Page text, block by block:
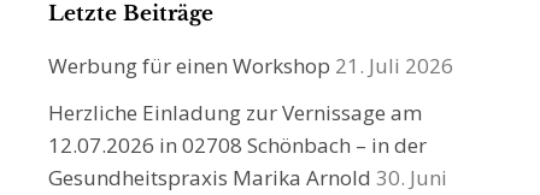
Letzte Beiträge
Werbung für einen Workshop 21. Juli 2026
Herzliche Einladung zur Vernissage am
12.07.2026 in 02708 Schönbach – in der
Gesundheitspraxis Marika Arnold 30. Juni